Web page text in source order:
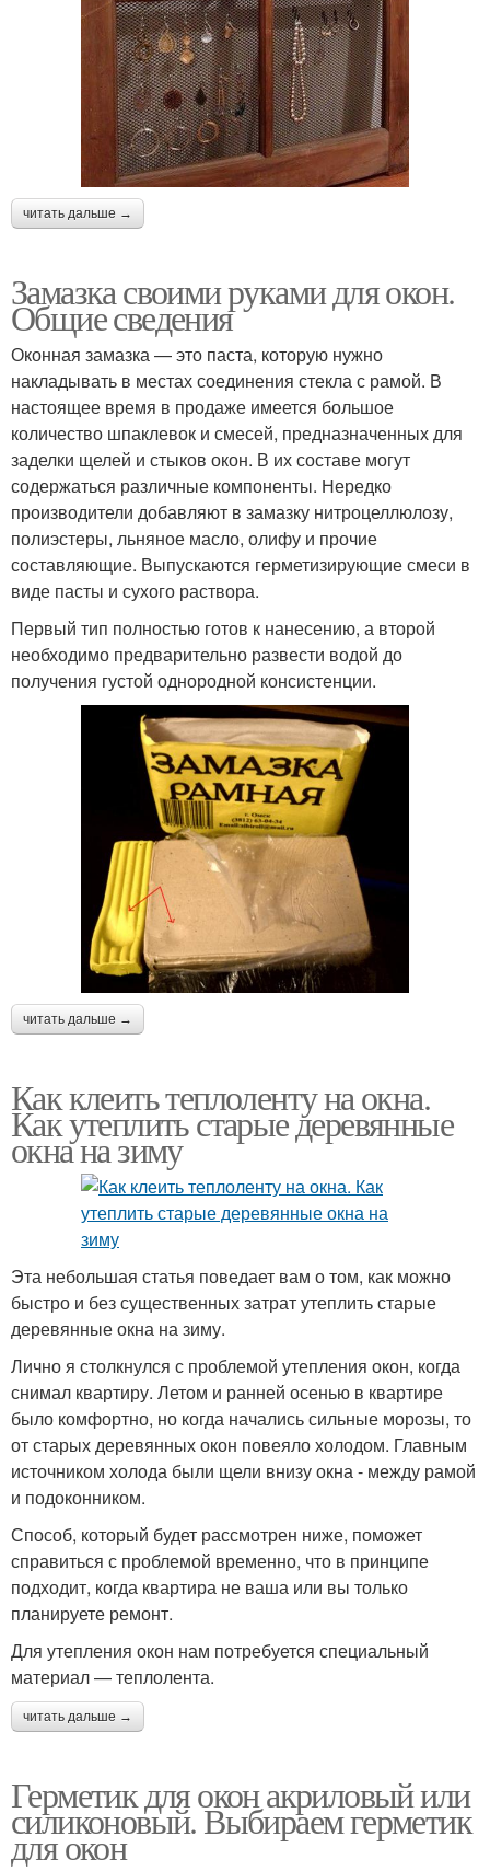
читать дальше →
Замазка своими руками для окон.
Общие сведения
Оконная замазка — это паста, которую нужно
накладывать в местах соединения стекла с рамой. В
настоящее время в продаже имеется большое
количество шпаклевок и смесей, предназначенных для
заделки щелей и стыков окон. В их составе могут
содержаться различные компоненты. Нередко
производители добавляют в замазку нитроцеллюлозу,
полиэстеры, льняное масло, олифу и прочие
составляющие. Выпускаются герметизирующие смеси в
виде пасты и сухого раствора.
Первый тип полностью готов к нанесению, а второй
необходимо предварительно развести водой до
получения густой однородной консистенции.
читать дальше →
Как клеить теплоленту на окна.
Как утеплить старые деревянные
окна на зиму
Эта небольшая статья поведает вам о том, как можно
быстро и без существенных затрат утеплить старые
деревянные окна на зиму.
Лично я столкнулся с проблемой утепления окон, когда
снимал квартиру. Летом и ранней осенью в квартире
было комфортно, но когда начались сильные морозы, то
от старых деревянных окон повеяло холодом. Главным
источником холода были щели внизу окна - между рамой
и подоконником.
Способ, который будет рассмотрен ниже, поможет
справиться с проблемой временно, что в принципе
подходит, когда квартира не ваша или вы только
планируете ремонт.
Для утепления окон нам потребуется специальный
материал — теплолента.
читать дальше →
Герметик для окон акриловый или
силиконовый. Выбираем герметик
для окон